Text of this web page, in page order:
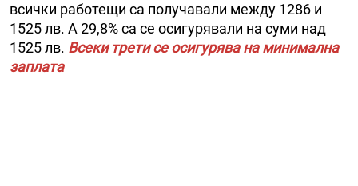
всички работещи са получавали между 1286 и
1525 лв. А 29,8% са се осигурявали на суми над
1525 лв. Всеки трети се осигурява на минимална
заплата